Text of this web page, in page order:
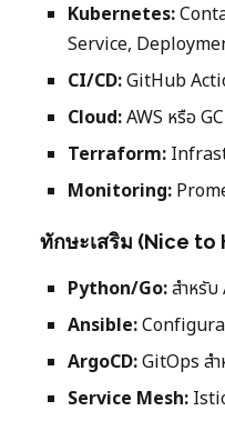
Kubernetes:
Service,
CI/CD:GitHub
Cloud:AWS หรือ
Terraform:
Monitoring:
ทักษะเสริม (Nice to
Python/Go:สำหรั
Ansible:
ArgoCD:GitOps ส
Service Mesh: